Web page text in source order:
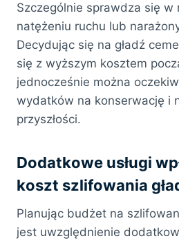
Szczególnie sprawdza się w
natężeniu ruchu lub
Decydując się na gładź
się z wyższym kosztem
jednocześnie można
wydatków na konserwację i
przyszłości.
Dodatkowe usługi
koszt szlifowania
Planując budżet na
jest uwzględnienie